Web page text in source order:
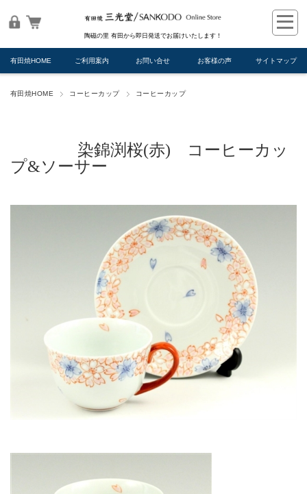
陶磁の里 有田から即日発送でお届けいたします！
有田焼HOME ご利用案内 お問い合せ お客様の声 サイトマップ
有田焼HOME コーヒーカップ コーヒーカップ
染錦渕桜(赤) コーヒーカッ
プ&ソーサー